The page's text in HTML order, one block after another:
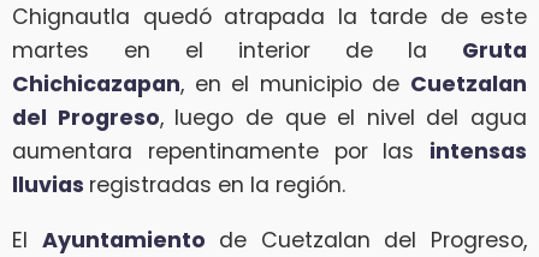
Chignautla quedó atrapada la tarde de este
martes en el interior de la Gruta
Chichicazapan, en el municipio de Cuetzalan
del Progreso, luego de que el nivel del agua
aumentara repentinamente por las intensas
lluvias registradas en la región.
El Ayuntamiento de Cuetzalan del Progreso,